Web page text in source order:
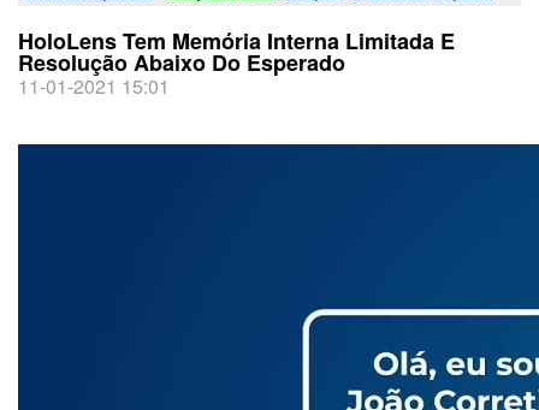
HoloLens Tem Memória Interna Limitada E
Resolução Abaixo Do Esperado
11-01-2021 15:01